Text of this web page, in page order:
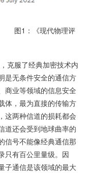
物理评
服了经典加密技术内
是无条件安全的通信方
商业等领域的信息安全
体，最为直接的传输方
这两种信道的损耗都会
道还会受到地球曲率的
信号不能像经典通信那
只有百公里量级。因
子通信是该领域的最大